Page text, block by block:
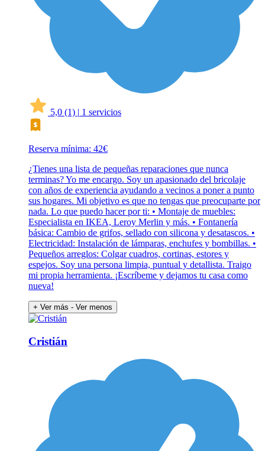
5,0 (1) | 1 servicios
Reserva mínima: 42€
¿Tienes una lista de pequeñas reparaciones que nunca
terminas? Yo me encargo. Soy un apasionado del bricolaje
con años de experiencia ayudando a vecinos a poner a punto
sus hogares. Mi objetivo es que no tengas que preocuparte por
nada. Lo que puedo hacer por ti: • Montaje de muebles:
Especialista en IKEA, Leroy Merlin y más. • Fontanería
básica: Cambio de grifos, sellado con silicona y desatascos. •
Electricidad: Instalación de lámparas, enchufes y bombillas. •
Pequeños arreglos: Colgar cuadros, cortinas, estores y
espejos. Soy una persona limpia, puntual y detallista. Traigo
mi propia herramienta. ¡Escríbeme y dejamos tu casa como
nueva!
+ Ver más - Ver menos
Cristián